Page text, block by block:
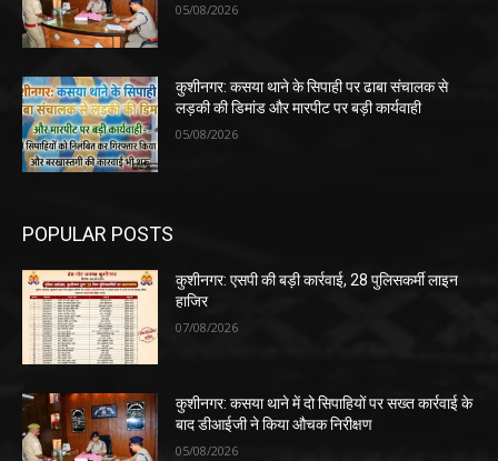
05/08/2026
कुशीनगर: कसया थाने के सिपाही पर ढाबा संचालक से
लड़की की डिमांड और मारपीट पर बड़ी कार्यवाही
05/08/2026
POPULAR POSTS
कुशीनगर: एसपी की बड़ी कार्रवाई, 28 पुलिसकर्मी लाइन
हाजिर
07/08/2026
कुशीनगर: कसया थाने में दो सिपाहियों पर सख्त कार्रवाई के
बाद डीआईजी ने किया औचक निरीक्षण
05/08/2026